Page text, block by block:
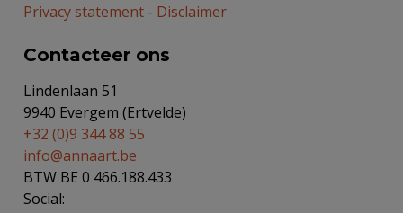
Privacy statement - Disclaimer
Contacteer ons
Lindenlaan 51
9940 Evergem (Ertvelde)
+32 (0)9 344 88 55
info@annaart.be
BTW BE 0 466.188.433
Social: